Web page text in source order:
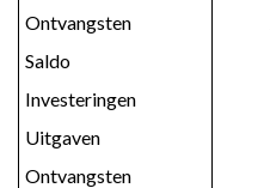
T1)Ontvangsten
Saldo
Investeringen
Uitgaven
Ontvangsten